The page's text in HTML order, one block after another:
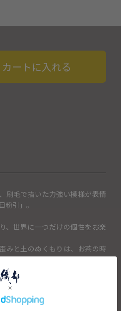
カートに入れる
刷毛で描いた力強い模様が表情
粉引」。
、世界に一つだけの個性をお楽
みと土のぬくもりは、お茶の時
れます。
フェオレボウルや小鉢など、普
します。
お届けするため、大切な方への